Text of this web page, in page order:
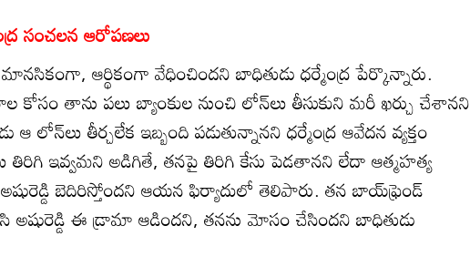
సంచలన ఆరోపణలు
మానసికంగా, ఆర్థికంగా వేధించిందని బాధితుడు ధర్మేంద్ర పేర్కొన్నారు.
కోసం తాను పలు బ్యాంకుల నుంచి లోన్‌లు తీసుకుని మరీ ఖర్చు చేశానని
ఆ లోన్‌లు తీర్చలేక ఇబ్బంది పడుతున్నానని ధర్మేంద్ర ఆవేదన వ్యక్తం
తిరిగి ఇవ్వమని అడిగితే, తనపై తిరిగి కేసు పెడతానని లేదా ఆత్మహత్య
బెదిరిస్తోందని ఆయన ఫిర్యాదులో తెలిపారు. తన బాయ్‌ఫ్రెండ్
ఈ డ్రామా ఆడిందని, తనను మోసం చేసిందని బాధితుడు